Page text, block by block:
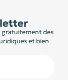
gratuitement des
et bien